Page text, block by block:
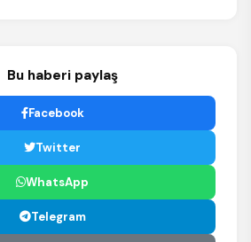
Bu haberi paylaş
Facebook
Twitter
WhatsApp
Telegram